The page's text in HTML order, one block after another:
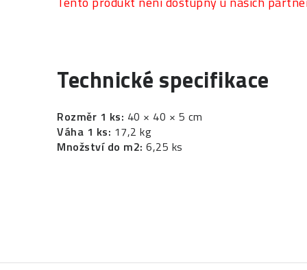
Technické specifikace
Rozměr 1 ks: 40 × 40 × 5 cm
Váha 1 ks: 17,2 kg
Množství do m2: 6,25 ks